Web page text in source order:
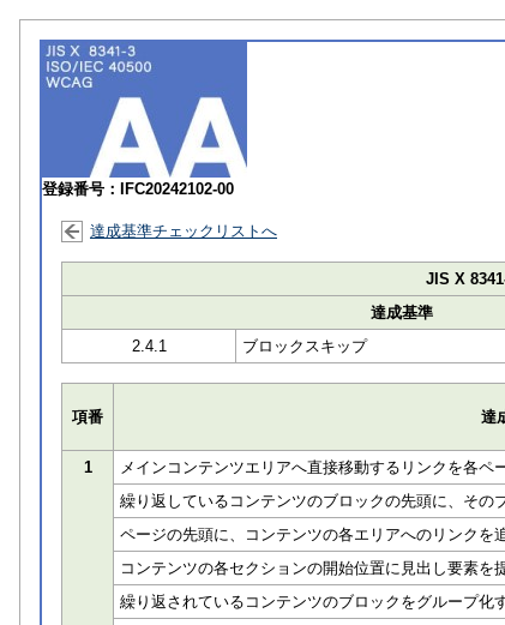
登録番号：IFC20242102-00
達成基準チェックリストへ
JIS X
達成基準
2.4.1
ブロックスキップ
項番 達
1
メインコンテンツエリアへ直接移動するリンクを各ペ
繰り返しているコンテンツのブロックの先頭に、その
ページの先頭に、コンテンツの各エリアへのリンクを
コンテンツの各セクションの開始位置に見出し要素を
繰り返されているコンテンツのブロックをグループ化